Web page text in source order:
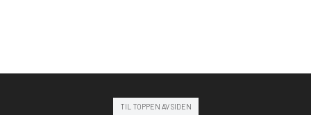
TIL TOPPEN AV SIDEN